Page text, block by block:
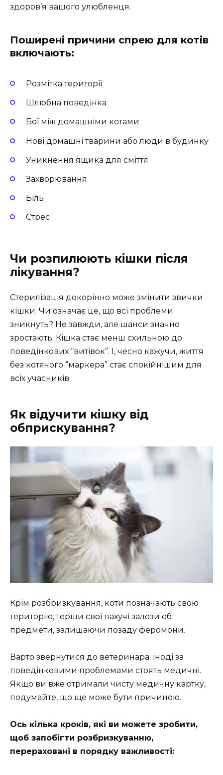
здоров’я вашого улюбленця.
Поширені причини спрею для котів
включають:
Розмітка території
Шлюбна поведінка
Бої між домашніми котами
Нові домашні тварини або люди в будинку
Уникнення ящика для сміття
Захворювання
Біль
Стрес
Чи розпилюють кішки після
лікування?
Стерилізація докорінно може змінити звички
кішки. Чи означає це, що всі проблеми
зникнуть? Не завжди, але шанси значно
зростають. Кішка стає менш схильною до
поведінкових “витівок”. І, чесно кажучи, життя
без котячого “маркера” стає спокійнішим для
всіх учасників.
Як відучити кішку від
обприскування?
Крім розбризкування, коти позначають свою
територію, терши свої пахучі залози об
предмети, залишаючи позаду феромони.
Варто звернутися до ветеринара: іноді за
поведінковими проблемами стоять медичні.
Якщо ви вже отримали чисту медичну картку,
подумайте, що ще може бути причиною.
Ось кілька кроків, які ви можете зробити,
щоб запобігти розбризкуванню,
перераховані в порядку важливості: